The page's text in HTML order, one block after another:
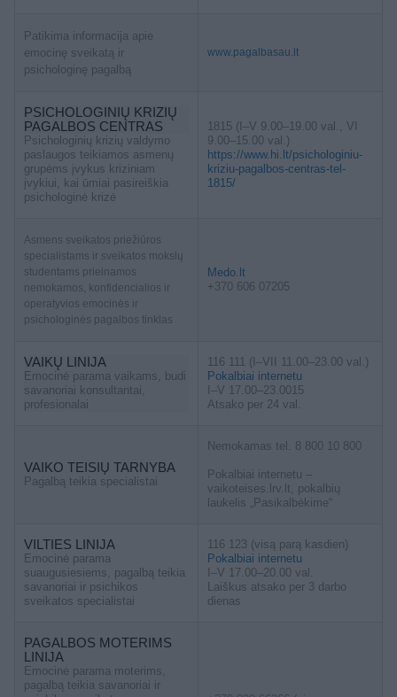
Patikima informacija apie
emocinę sveikatą ir
psichologinę pagalbą
www.pagalbasau.lt
PSICHOLOGINIŲ KRIZIŲ
PAGALBOS CENTRAS
Psichologinių krizių valdymo
paslaugos teikiamos asmenų
grupėms įvykus kriziniam
įvykiui, kai ūmiai pasireiškia
psichologinė krizė
1815 (I–V 9.00–19.00 val., VI
9.00–15.00 val.)
https://www.hi.lt/psichologiniu-
kriziu-pagalbos-centras-tel-
1815/
Asmens sveikatos priežiūros
specialistams ir sveikatos mokslų
studentams prieinamos
nemokamos, konfidencialios ir
operatyvios emocinės ir
psichologinės pagalbos tinklas
Medo.lt
+370 606 07205
VAIKŲ LINIJA
Emocinė parama vaikams, budi
savanoriai konsultantai,
profesionalai
116 111 (I–VII 11.00–23.00 val.)
Pokalbiai internetu
I–V 17.00–23.0015
Atsako per 24 val.
VAIKO TEISIŲ TARNYBA
Pagalbą teikia specialistai
Nemokamas tel. 8 800 10 800
Pokalbiai internetu –
vaikoteises.lrv.lt, pokalbių
laukelis „Pasikalbėkime“
VILTIES LINIJA
Emocinė parama
suaugusiesiems, pagalbą teikia
savanoriai ir psichikos
sveikatos specialistai
116 123 (visą parą kasdien)
Pokalbiai internetu
I–V 17.00–20.00 val.
Laiškus atsako per 3 darbo
dienas
PAGALBOS MOTERIMS
LINIJA
Emocinė parama moterims,
pagalbą teikia savanoriai ir